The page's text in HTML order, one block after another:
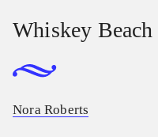
Whiskey Beach
Nora Roberts